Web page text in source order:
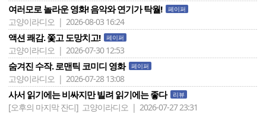
여러모로 놀라운 영화! 음악와 연기가 탁월! 페이퍼
고양이라디오 | 2026-08-03 16:24
액션 쾌감. 쫓고 도망치고! 페이퍼
고양이라디오 | 2026-07-30 12:53
숨겨진 수작. 로맨틱 코미디 영화 페이퍼
고양이라디오 | 2026-07-28 13:08
사서 읽기에는 비싸지만 빌려 읽기에는 좋다 리뷰
[오후의 마지막 잔디] 고양이라디오 | 2026-07-27 23:31